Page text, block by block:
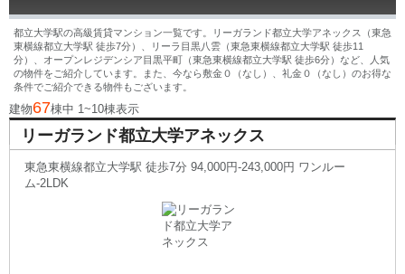
都立大学駅の高級賃貸マンション一覧です。リーガランド都立大学アネックス（東急
東横線都立大学駅 徒歩7分）、リーラ目黒八雲（東急東横線都立大学駅 徒歩11
分）、オープンレジデンシア目黒平町（東急東横線都立大学駅 徒歩6分）など、人気
の物件をご紹介しています。また、今なら敷金０（なし）、礼金０（なし）のお得な
条件でご紹介できる物件もございます。
建物67棟中 1~10棟表示
リーガランド都立大学アネックス
東急東横線都立大学駅 徒歩7分 94,000円-243,000円 ワンルー
ム-2LDK